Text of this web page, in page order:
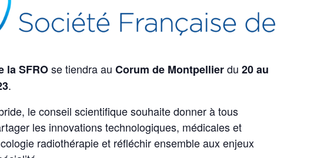
la SFROse tiendra au Corum de Montpellierdu 20 au
.
le conseil scientifique souhaite donner à tous
les innovations technologiques, médicales et
radiothérapie et réfléchir ensemble aux enjeux